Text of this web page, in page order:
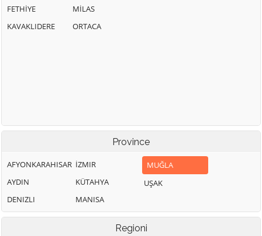
FETHİYE
KAVAKLIDERE
MİLAS
ORTACA
Province
AFYONKARAHISAR
AYDIN
DENIZLI
İZMIR
KÜTAHYA
MANISA
MUĞLA
UŞAK
Regioni